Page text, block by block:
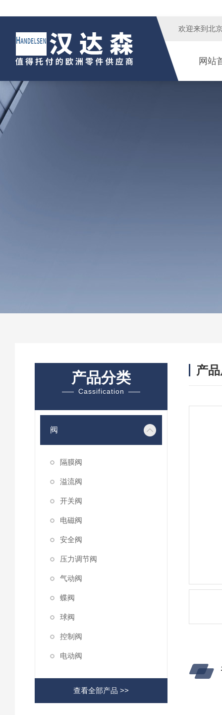
欢迎来到 北
网站
产品分类
Cassification
阀
隔膜阀
溢流阀
开关阀
电磁阀
安全阀
压力调节阀
气动阀
蝶阀
球阀
控制阀
电动阀
查看全部产品 >>
产